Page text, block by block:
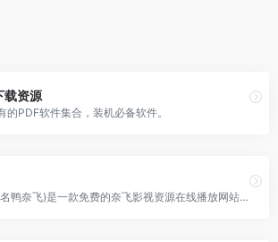
载资源
的PDF软件集合，装机必备软件。
奈飞工厂(原名鸭奈飞)是一款免费的奈飞影视资源在线播放网站，网站内的影视动漫资源基本与奈飞官网Netflix同步，国外热门电影剧集在这里基本都可以免费观看